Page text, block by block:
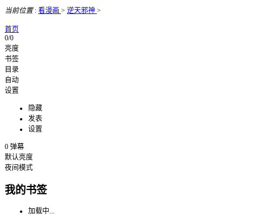
当前位置: 看漫画 > 逆天邪神 >
首页
0/0
亮度
书签
目录
自动
设置
隐藏
发表
设置
0 弹幕
默认亮度
夜间模式
我的书签
加载中...